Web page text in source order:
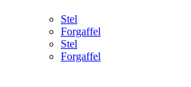
Stel
Forgaffel
Stel
Forgaffel